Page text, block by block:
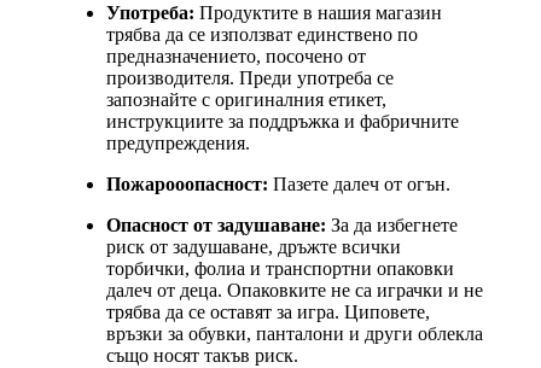
Употреба: Продуктите в нашия магазин
трябва да се използват единствено по
предназначението, посочено от
производителя. Преди употреба се
запознайте с оригиналния етикет,
инструкциите за поддръжка и фабричните
предупреждения.
Пожарооопасност: Пазете далеч от огън.
Опасност от задушаване: За да избегнете
риск от задушаване, дръжте всички
торбички, фолиа и транспортни опаковки
далеч от деца. Опаковките не са играчки и не
трябва да се оставят за игра. Циповете,
връзки за обувки, панталони и други облекла
също носят такъв риск.